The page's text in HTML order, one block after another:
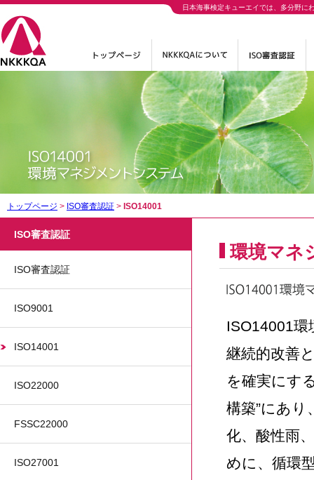
日本海事検定キューエイでは、多分野に
トップページ > ISO審査認証 > ISO14001
ISO審査認証
ISO審査認証
ISO9001
ISO14001
ISO22000
FSSC22000
ISO27001
環境マネ
ISO14001
継続的改善
を確実にす
構築”にあ
化、酸性雨
めに、循環